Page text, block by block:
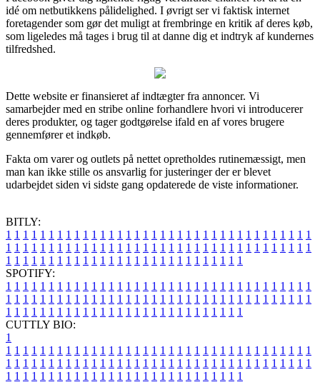
idé om netbutikkens pålidelighed. I øvrigt ser vi faktisk internet
foretagender som gør det muligt at frembringe en kritik af deres køb,
som ligeledes må tages i brug til at danne dig et indtryk af kundernes
tilfredshed.
Dette website er finansieret af indtægter fra annoncer. Vi
samarbejder med en stribe online forhandlere hvori vi introducerer
deres produkter, og tager godtgørelse ifald en af vores brugere
gennemfører et indkøb.
Fakta om varer og outlets på nettet opretholdes rutinemæssigt, men
man kan ikke stille os ansvarlig for justeringer der er blevet
udarbejdet siden vi sidste gang opdaterede de viste informationer.
BITLY:
1 1 1 1 1 1 1 1 1 1 1 1 1 1 1 1 1 1 1 1 1 1 1 1 1 1 1 1 1 1 1 1 1 1 1 1
1 1 1 1 1 1 1 1 1 1 1 1 1 1 1 1 1 1 1 1 1 1 1 1 1 1 1 1 1 1 1 1 1 1 1 1
1 1 1 1 1 1 1 1 1 1 1 1 1 1 1 1 1 1 1 1 1 1 1 1 1 1 1 1
SPOTIFY:
1 1 1 1 1 1 1 1 1 1 1 1 1 1 1 1 1 1 1 1 1 1 1 1 1 1 1 1 1 1 1 1 1 1 1 1
1 1 1 1 1 1 1 1 1 1 1 1 1 1 1 1 1 1 1 1 1 1 1 1 1 1 1 1 1 1 1 1 1 1 1 1
1 1 1 1 1 1 1 1 1 1 1 1 1 1 1 1 1 1 1 1 1 1 1 1 1 1 1 1
CUTTLY BIO:
1
1 1 1 1 1 1 1 1 1 1 1 1 1 1 1 1 1 1 1 1 1 1 1 1 1 1 1 1 1 1 1 1 1 1 1 1
1 1 1 1 1 1 1 1 1 1 1 1 1 1 1 1 1 1 1 1 1 1 1 1 1 1 1 1 1 1 1 1 1 1 1 1
1 1 1 1 1 1 1 1 1 1 1 1 1 1 1 1 1 1 1 1 1 1 1 1 1 1 1 1